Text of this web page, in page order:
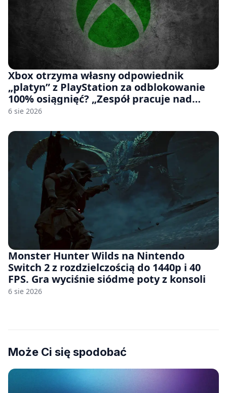
Xbox otrzyma własny odpowiednik
„platyn” z PlayStation za odblokowanie
100% osiągnięć? „Zespół pracuje nad
czymś, co ma się pojawić jeszcze w tym
6 sie 2026
Monster Hunter Wilds na Nintendo
Switch 2 z rozdzielczością do 1440p i 40
FPS. Gra wyciśnie siódme poty z konsoli
6 sie 2026
Może Ci się spodobać